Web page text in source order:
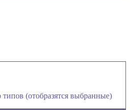
(отобразятся выбранные)